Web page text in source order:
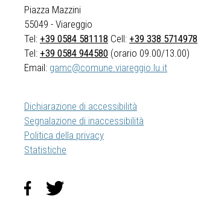
Piazza Mazzini
55049 - Viareggio
Tel: +39 0584 581118 Cell: +39 338 5714978
Tel: +39 0584 944580 (orario 09.00/13.00)
Email: gamc@comune.viareggio.lu.it
Dichiarazione di accessibilità
Segnalazione di inaccessibilità
Politica della privacy
Statistiche